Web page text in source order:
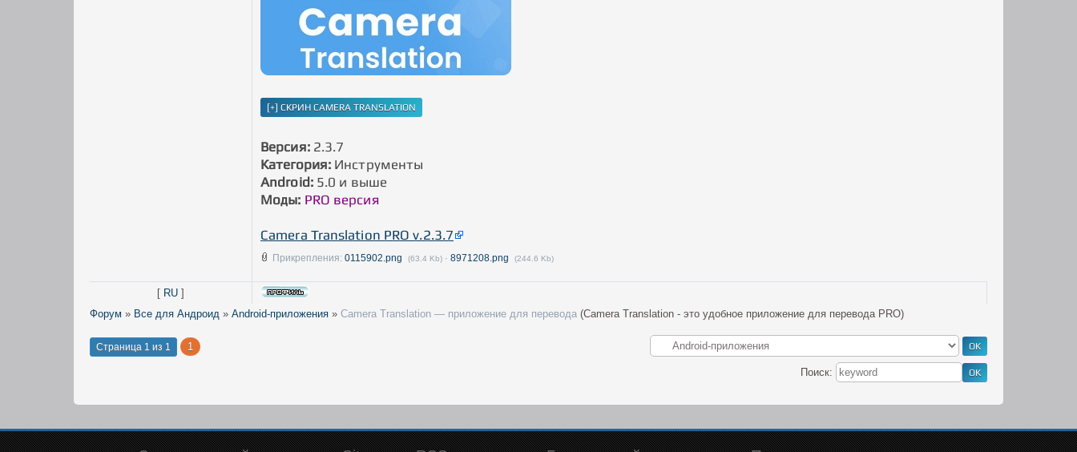
Версия:2.3.7
Категория: Инструменты
Android:5.0 и выше
Моды: PRO версия
Camera Translation PRO v.2.3.7
Прикрепления: 0115902.png (63.4 Kb) · 8971208.png (244.6 Kb)
[ RU ]
Форум » Все для Андроид » Android-приложения » Camera Translation — приложение для перевода (Camera Translation - это удобное приложение для перевода PRO)
Страница 1 из 1 1
Поиск: